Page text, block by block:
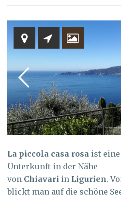
La piccola casa rosa ist
Unterkunft in der Nähe
von Chiavari in Ligurien.
blickt man auf die schöne